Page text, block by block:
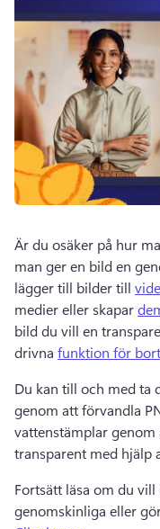
Är du osäker på hur
man ger en bild en
lägger till bilder till
medier eller skapar
bild du vill en
drivna funktion för
Du kan till och med ta
genom att förvandla
vattenstämplar
transparent med hjälp
Fortsätt läsa om du
genomskinliga eller